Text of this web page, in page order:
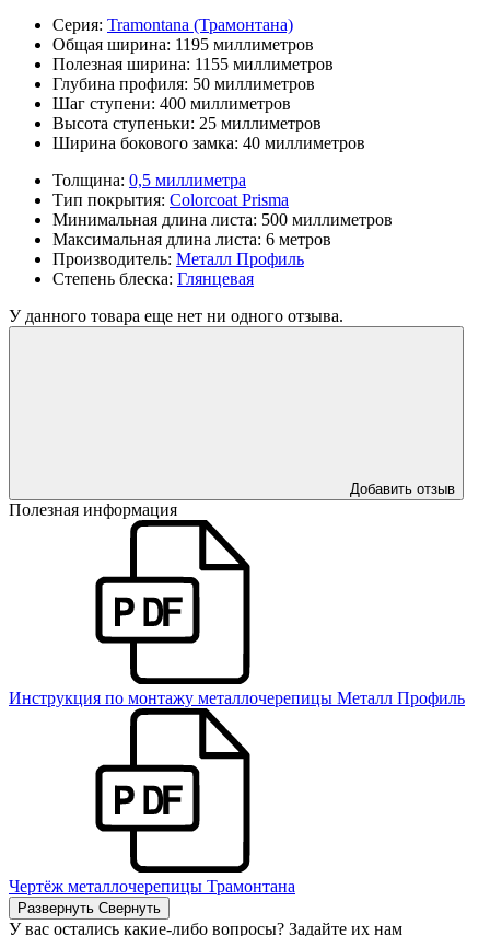
Серия: Tramontana (Трамонтана)
Общая ширина: 1195 миллиметров
Полезная ширина: 1155 миллиметров
Глубина профиля: 50 миллиметров
Шаг ступени: 400 миллиметров
Высота ступеньки: 25 миллиметров
Ширина бокового замка: 40 миллиметров
Толщина: 0,5 миллиметра
Тип покрытия: Colorcoat Prisma
Минимальная длина листа: 500 миллиметров
Максимальная длина листа: 6 метров
Производитель: Металл Профиль
Степень блеска: Глянцевая
У данного товара еще нет ни одного отзыва.
Добавить отзыв
Полезная информация
Инструкция по монтажу металлочерепицы Металл Профиль
Чертёж металлочерепицы Трамонтана
Развернуть Свернуть
У вас остались какие-либо вопросы? Задайте их нам